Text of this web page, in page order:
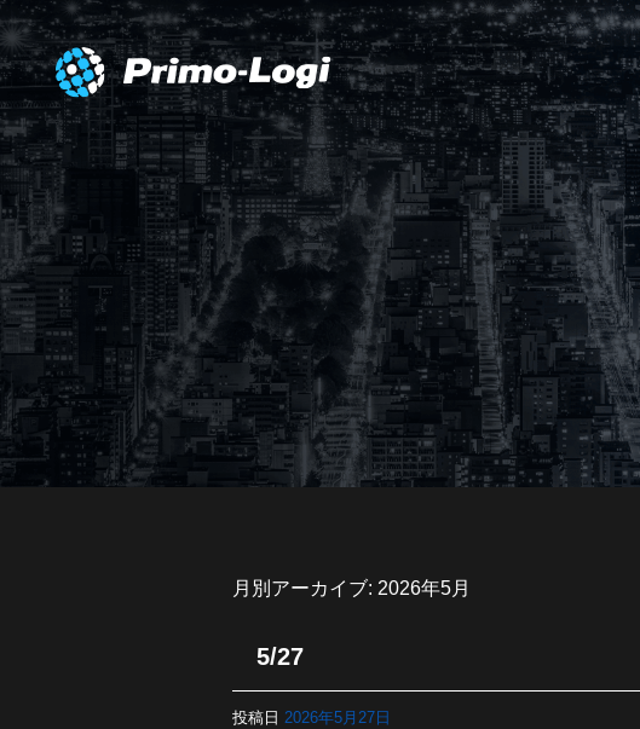
月別アーカイブ: 2026年5月
5/27
投稿日 2026年5月27日